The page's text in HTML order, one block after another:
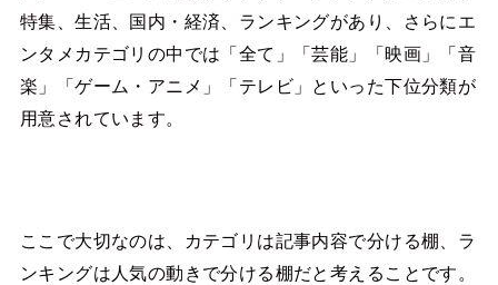
特集、生活、国内・経済、ランキングがあり、さらにエ
ンタメカテゴリの中では「全て」「芸能」「映画」「音
楽」「ゲーム・アニメ」「テレビ」といった下位分類が
用意されています。
ここで大切なのは、カテゴリは記事内容で分ける棚、ラ
ンキングは人気の動きで分ける棚だと考えることです。